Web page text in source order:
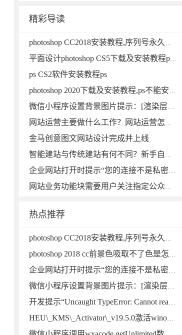
精彩导读
photoshop CC2018安装教程,序列号永久免费photoshop
平面设计photoshop CS5下载及安装教程photoshop
ps CS2软件安装教程ps
photoshop 2020下载及安装教程,ps不能安装的看这里ps
微信小程序设置背景图片提示：[渲染层网络层错误]中的本地资源图片无法通过 WXSS 获取，可以使用网络图片，或者 base64，或者使用＜image/＞标签。
网站运营主要做什么工作？网站运营怎么做？
金马创意图文网站设计完成并上线
智能建站与传统建站有何不同？新手自己建网站如何选择比较好？
企业网站打开时提示“您的连接不是私密连接”的解决办法，域名已经布置https
网站业务功能块需要用户关注指定公众号才可以访问用PHP如何实现,从而达到吸粉效果
热点推荐
photoshop CC2018安装教程,序列号永久免费photoshop
photoshop 2018 cc前景色吸取不了色是怎么回事呢？photoshop
企业网站打开时提示“您的连接不是私密连接”的解决办法，域名已经布置httpsps
微信小程序设置背景图片提示：[渲染层网络层错误]中的本地资源图片无法通过 WXSS 获取，可以使用网络图片，或者 base64，或者使用＜image/＞标签。
开发提示“Uncaught TypeError: Cannot read properties of null”错误的解决方法
HEU\_KMS\_Activator\_v19.5.0激活winows10失败解决方法